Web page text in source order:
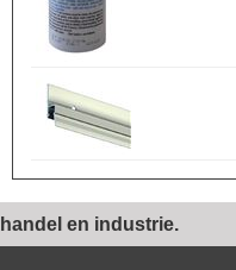
en industrie.